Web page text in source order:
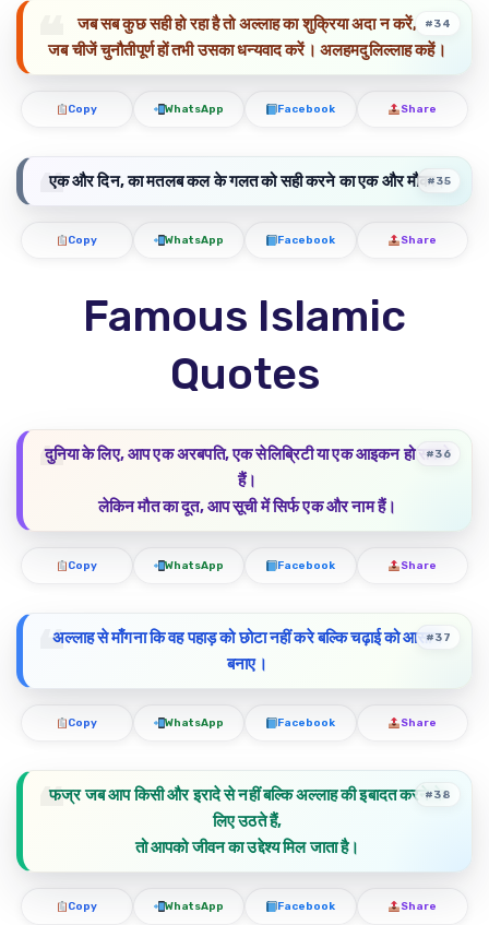
जब सब कुछ सही हो रहा है तो अल्लाह का शुक्रिया अदा न करें,
जब चीजें चुनौतीपूर्ण हों तभी उसका धन्यवाद करें। अलहमदुलिल्लाह कहें।
#34
Copy WhatsApp Facebook Share
एक और दिन, का मतलब कल के गलत को सही करने का एक और मौका।
#35
Copy WhatsApp Facebook Share
Famous Islamic
Quotes
दुनिया के लिए, आप एक अरबपति, एक सेलिब्रिटी या एक आइकन हो सकते
हैं।
लेकिन मौत का दूत, आप सूची में सिर्फ एक और नाम हैं।
#36
Copy WhatsApp Facebook Share
अल्लाह से माँगना कि वह पहाड़ को छोटा नहीं करे बल्कि चढ़ाई को आसान
बनाए।
#37
Copy WhatsApp Facebook Share
फज्र जब आप किसी और इरादे से नहीं बल्कि अल्लाह की इबादत करने के
लिए उठते हैं,
तो आपको जीवन का उद्देश्य मिल जाता है।
#38
Copy WhatsApp Facebook Share